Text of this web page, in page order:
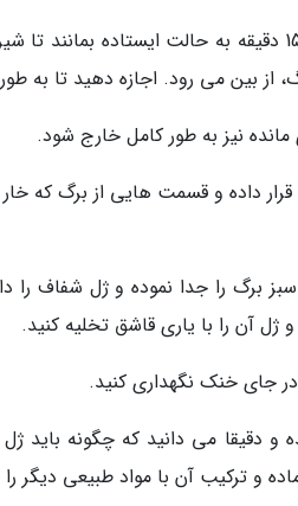
3. حال بگذارید برگ ها به مدت 15 دقیقه به حالت
بین می رود. اجازه دهید تا به
قرار داده و قسمت هایی از برگ که
سبز برگ را جدا نموده و ژل شفاف
آن را با یاری قاشق تخلیه کنید.
و دقیقا می دانید که چگونه باید ژل
و ترکیب آن با مواد طبیعی دیگر را